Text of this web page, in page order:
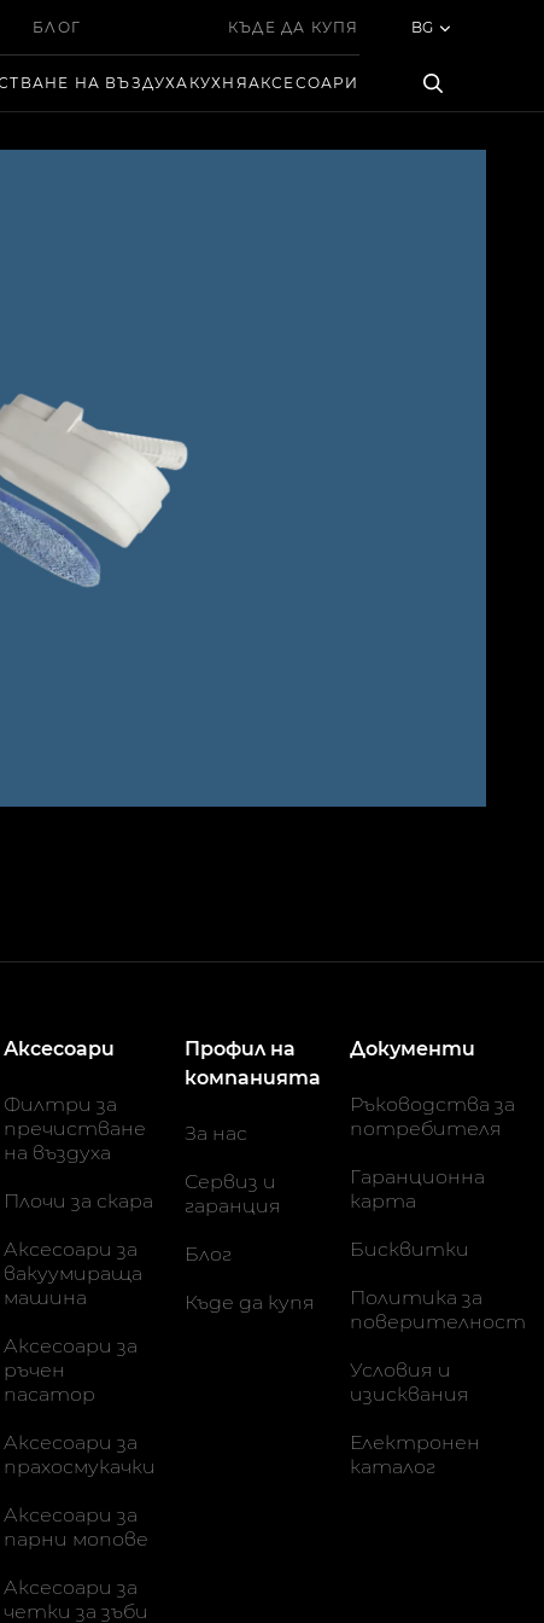
БЛОГ КЪДЕ ДА КУПЯ
НА ВЪЗДУХАКУХНЯАКСЕСОАРИ
BG
Аксесоари
Филтри за
пречистване
на въздуха
Плочи за скара
Аксесоари за
вакуумираща
машина
Аксесоари за
ръчен
пасатор
Аксесоари за
прахосмукачки
Аксесоари за
парни мопове
Аксесоари за
четки за зъби
Профил на
компанията
За нас
Сервиз и
гаранция
Блог
Къде да купя
Документи
Ръководства за
потребителя
Гаранционна
карта
Бисквитки
Политика за
поверителност
Условия и
изисквания
Електронен
каталог